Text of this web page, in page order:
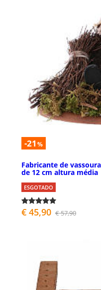
-21 %
Fabricante de
de 12 cm altura média
ESGOTADO
€ 45,90 € 57,90